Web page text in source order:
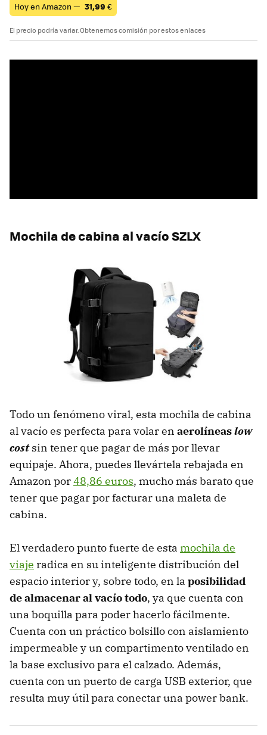
Hoy en Amazon — 31,99 €
El precio podría variar. Obtenemos comisión por estos enlaces
Mochila de cabina al vacío SZLX
Todo un fenómeno viral, esta mochila de cabina
al vacío es perfecta para volar en aerolíneaslow
costsin tener que pagar de más por llevar
equipaje. Ahora, puedes llevártela rebajada en
Amazon por48,86 euros, mucho más barato que
tener que pagar por facturar una maleta de
cabina.
El verdadero punto fuerte de esta mochila de
viaje radica en su inteligente distribución del
espacio interior y, sobre todo, en la posibilidad
de almacenar al vacío todo, ya que cuenta con
una boquilla para poder hacerlo fácilmente.
Cuenta con un práctico bolsillo con aislamiento
impermeable y un compartimento ventilado en
la base exclusivo para el calzado. Además,
cuenta con un puerto de carga USB exterior, que
resulta muy útil para conectar una power bank.